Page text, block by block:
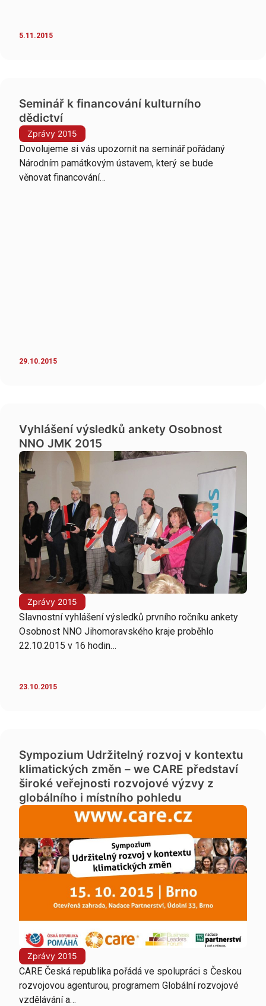
5.11.2015
Seminář k financování kulturního
dědictví
Zprávy 2015
Dovolujeme si vás upozornit na seminář pořádaný
Národním památkovým ústavem, který se bude
věnovat financování…
29.10.2015
Vyhlášení výsledků ankety Osobnost
NNO JMK 2015
Zprávy 2015
Slavnostní vyhlášení výsledků prvního ročníku ankety
Osobnost NNO Jihomoravského kraje proběhlo
22.10.2015 v 16 hodin…
23.10.2015
Sympozium Udržitelný rozvoj v kontextu
klimatických změn – we CARE představí
široké veřejnosti rozvojové výzvy z
globálního i místního pohledu
Zprávy 2015
CARE Česká republika pořádá ve spolupráci s Českou
rozvojovou agenturou, programem Globální rozvojové
vzdělávání a…